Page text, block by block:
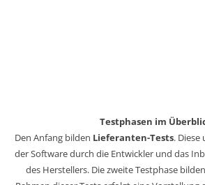
Testphasen im
Den Anfang bilden Lieferanten-Tests. Diese
der Software durch die Entwickler und das
des Herstellers. Die zweite Testphase bilden